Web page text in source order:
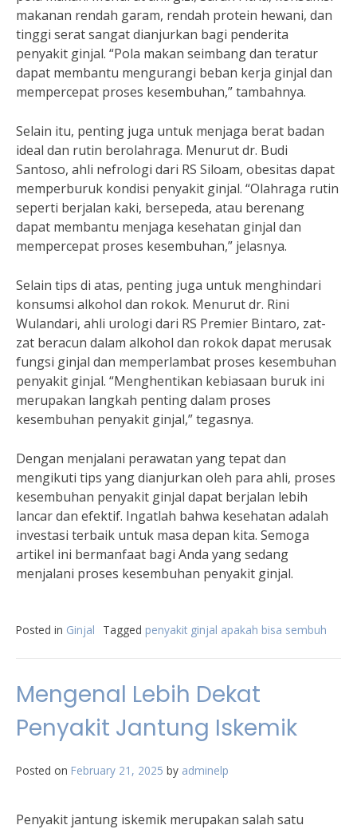
makanan rendah garam, rendah protein hewani, dan
tinggi serat sangat dianjurkan bagi penderita
penyakit ginjal. “Pola makan seimbang dan teratur
dapat membantu mengurangi beban kerja ginjal dan
mempercepat proses kesembuhan,” tambahnya.
Selain itu, penting juga untuk menjaga berat badan
ideal dan rutin berolahraga. Menurut dr. Budi
Santoso, ahli nefrologi dari RS Siloam, obesitas dapat
memperburuk kondisi penyakit ginjal. “Olahraga rutin
seperti berjalan kaki, bersepeda, atau berenang
dapat membantu menjaga kesehatan ginjal dan
mempercepat proses kesembuhan,” jelasnya.
Selain tips di atas, penting juga untuk menghindari
konsumsi alkohol dan rokok. Menurut dr. Rini
Wulandari, ahli urologi dari RS Premier Bintaro, zat-
zat beracun dalam alkohol dan rokok dapat merusak
fungsi ginjal dan memperlambat proses kesembuhan
penyakit ginjal. “Menghentikan kebiasaan buruk ini
merupakan langkah penting dalam proses
kesembuhan penyakit ginjal,” tegasnya.
Dengan menjalani perawatan yang tepat dan
mengikuti tips yang dianjurkan oleh para ahli, proses
kesembuhan penyakit ginjal dapat berjalan lebih
lancar dan efektif. Ingatlah bahwa kesehatan adalah
investasi terbaik untuk masa depan kita. Semoga
artikel ini bermanfaat bagi Anda yang sedang
menjalani proses kesembuhan penyakit ginjal.
Posted in Ginjal Tagged penyakit ginjal apakah bisa sembuh
Mengenal Lebih Dekat
Penyakit Jantung Iskemik
Posted on February 21, 2025 by adminelp
Penyakit jantung iskemik merupakan salah satu